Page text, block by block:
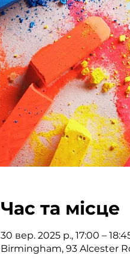
Час та місце
30 вер. 2025 р., 17:00 –
Birmingham, 93 Alcester